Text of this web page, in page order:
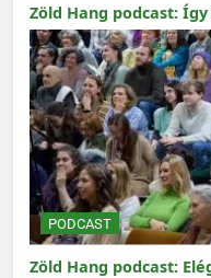
Zöld Hang podcast:
PODCAST
Zöld Hang podcast: